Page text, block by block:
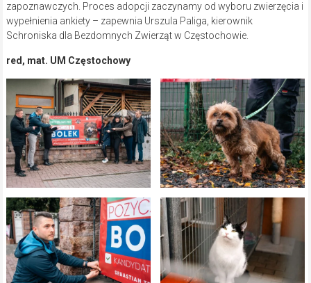
zapoznawczych. Proces adopcji zaczynamy od wyboru zwierzęcia i
wypełnienia ankiety – zapewnia Urszula Paliga, kierownik
Schroniska dla Bezdomnych Zwierząt w Częstochowie.
red, mat. UM Częstochowy